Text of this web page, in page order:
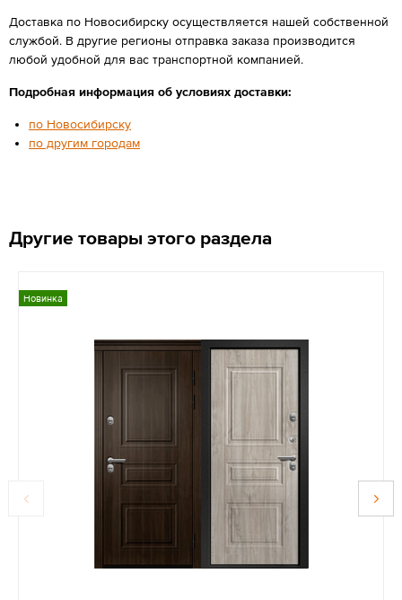
Доставка по Новосибирску осуществляется нашей собственной
службой. В другие регионы отправка заказа производится
любой удобной для вас транспортной компанией.
Подробная информация об условиях доставки:
по Новосибирску
по другим городам
Другие товары этого раздела
Новинка